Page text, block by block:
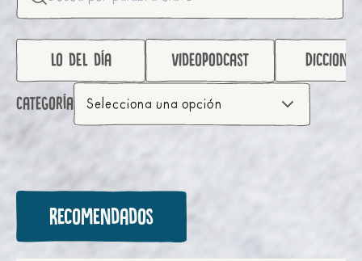
lo del día videopodcast
Categoría Selecciona una opción
Recomendados